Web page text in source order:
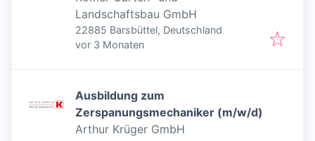
Landschaftsbau GmbH
22885 Barsbüttel, Deutschland
Veröffentlicht:
vor 3 Monaten
Ausbildung zum
Zerspanungsmechaniker (m/w/d)
Arthur Krüger GmbH